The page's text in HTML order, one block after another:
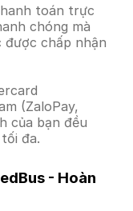
toán trực
chóng mà
được chấp nhận
(ZaloPay,
của bạn đều
đa.
- Hoàn